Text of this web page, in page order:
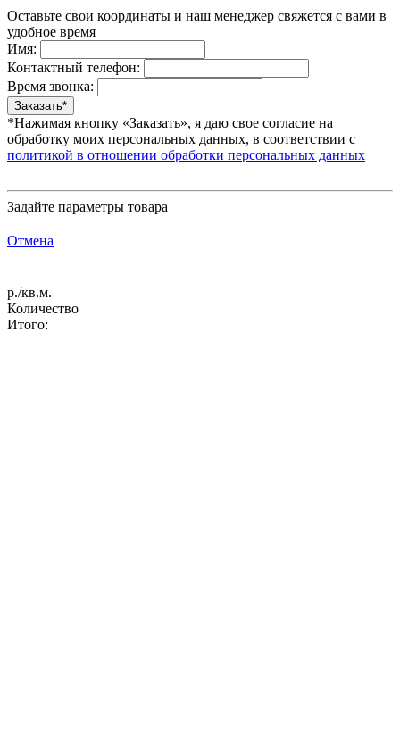
Оставьте свои координаты и наш менеджер свяжется с вами в
удобное время
Имя:
Контактный телефон:
Время звонка:
*Нажимая кнопку «Заказать», я даю свое согласие на
обработку моих персональных данных, в соответствии с
политикой в отношении обработки персональных данных
Задайте параметры товара
Отмена
р./кв.м.
Количество
Итого: